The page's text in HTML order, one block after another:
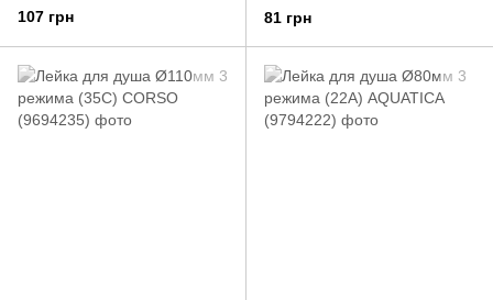
107 грн 81 грн